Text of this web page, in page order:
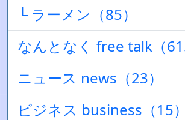
└ ラーメン（85）
なんとなく free talk（
ニュース news（23）
ビジネス business（15）